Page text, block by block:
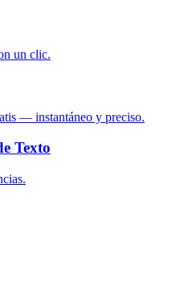
un clic.
— instantáneo y preciso.
Texto